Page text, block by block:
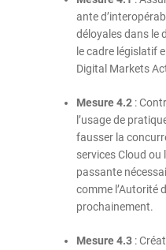
ante
déloyales dans le
le cadre législatif
Digital Markets
Mesure 4.2 :
l’usage de
fausser la
services Cloud
passante
comme l’Autorité
prochainement.
Mesure 4.3 :